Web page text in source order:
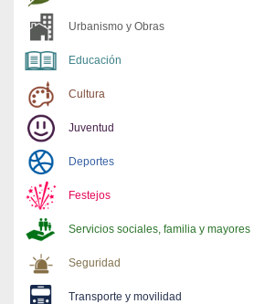
Urbanismo y Obras
Educación
Cultura
Juventud
Deportes
Festejos
Servicios sociales, familia y mayores
Seguridad
Transporte y movilidad